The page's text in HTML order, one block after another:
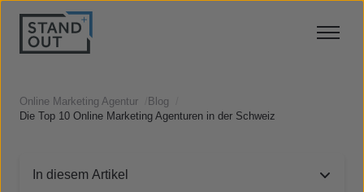
Online Marketing Agentur Blog
Die Top 10 Online Marketing Agenturen in der Schweiz
In diesem Artikel